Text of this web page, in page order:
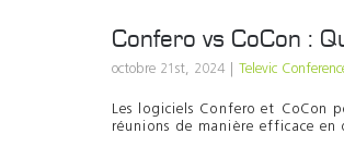
Confero vs CoCon :
octobre 21st, 2024 Televic
Les logiciels Confero et CoCon
réunions de manière efficace